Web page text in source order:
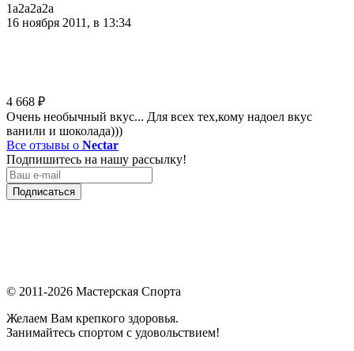
1a2a2a2a
16 ноября 2011, в 13:34
4 668 ₽
Очень необычный вкус... Для всех тех,кому надоел вкус
ванили и шоколада)))
Все отзывы о Nectar
Подпишитесь на нашу рассылку!
Подписаться
© 2011-2026 Мастерская Спорта
Желаем Вам крепкого здоровья.
Занимайтесь спортом с удовольствием!